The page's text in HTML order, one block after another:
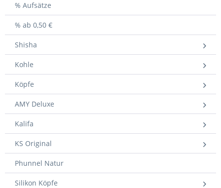
% Aufsätze
% ab 0,50 €
Shisha
Kohle
Köpfe
AMY Deluxe
Kalifa
KS Original
Phunnel Natur
Silikon Köpfe